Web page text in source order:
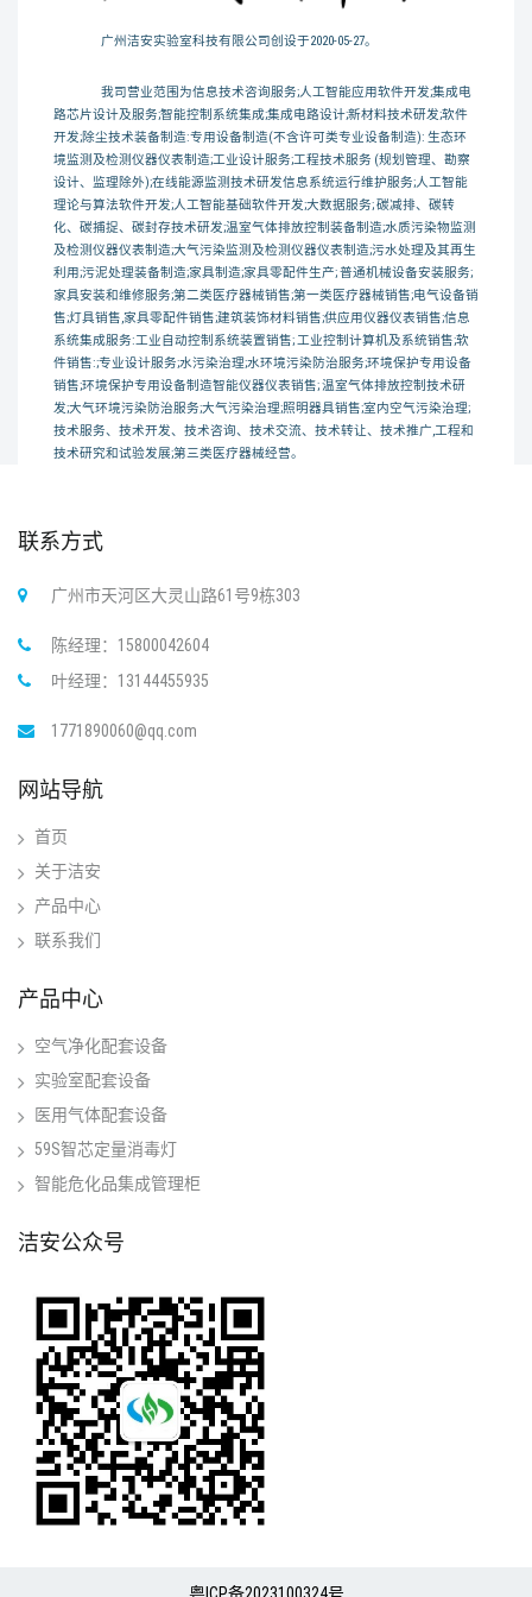
广州洁安实验室科技有限公司创设于2020-05-27。
我司营业范围为信息技术咨询服务;人工智能应用软件开发;集成电
路芯片设计及服务;智能控制系统集成;集成电路设计;新材料技术研发;软件
开发;除尘技术装备制造:专用设备制造(不含许可类专业设备制造): 生态环
境监测及检测仪器仪表制造;工业设计服务;工程技术服务 (规划管理、勘察
设计、监理除外);在线能源监测技术研发信息系统运行维护服务;人工智能
理论与算法软件开发;人工智能基础软件开发;大数据服务; 碳减排、碳转
化、碳捕捉、碳封存技术研发;温室气体排放控制装备制造;水质污染物监测
及检测仪器仪表制造;大气污染监测及检测仪器仪表制造;污水处理及其再生
利用;污泥处理装备制造;家具制造;家具零配件生产; 普通机械设备安装服务;
家具安装和维修服务;第二类医疗器械销售;第一类医疗器械销售;电气设备销
售;灯具销售,家具零配件销售;建筑装饰材料销售;供应用仪器仪表销售;信息
系统集成服务:工业自动控制系统装置销售; 工业控制计算机及系统销售;软
件销售:;专业设计服务;水污染治理;水环境污染防治服务;环境保护专用设备
销售;环境保护专用设备制造智能仪器仪表销售; 温室气体排放控制技术研
发;大气环境污染防治服务;大气污染治理;照明器具销售;室内空气污染治理;
技术服务、技术开发、技术咨询、技术交流、技术转让、技术推广,工程和
技术研究和试验发展;第三类医疗器械经营。
联系方式
广州市天河区大灵山路61号9栋303
陈经理：15800042604
叶经理：13144455935
1771890060@qq.com
网站导航
首页
关于洁安
产品中心
联系我们
产品中心
空气净化配套设备
实验室配套设备
医用气体配套设备
59S智芯定量消毒灯
智能危化品集成管理柜
洁安公众号